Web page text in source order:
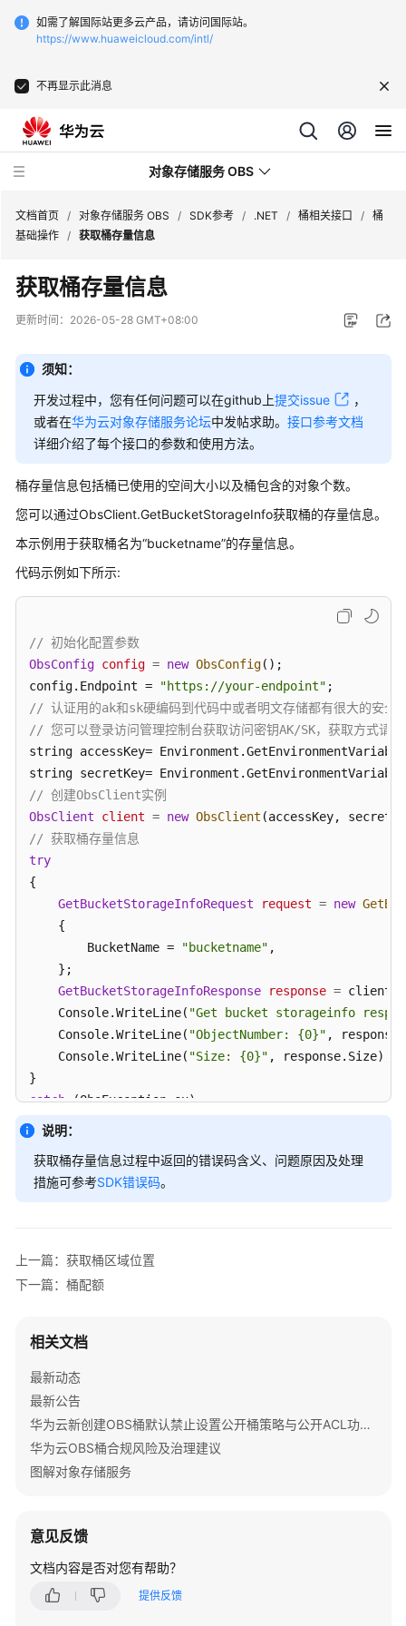
如需了解国际站更多云产品，请访问国际站。
https://www.huaweicloud.com/intl/
不再显示此消息
对象存储服务 OBS
新
动
服
务
公
告
产
品
介
绍
计
费
明
入
门
用
户
指
南
权
南
最
实
践
考
考
概
述
Java
Go
文档首页 / 对象存储服务 OBS / SDK参考 / .NET / 桶相关接口 / 桶
基础操作 / 获取桶存量信息
获取桶存量信息
更新时间： 2026-05-28 GMT+08:00
须知：
开发过程中，您有任何问题可以在github上提交issue
，
或者在华为云对象存储服务论坛中发帖求助。 接口参考文档
详细介绍了每个接口的参数和使用方法。
桶存量信息包括桶已使用的空间大小以及桶包含的对象个数。
您可以通过ObsClient.GetBucketStorageInfo获取桶的存量信息。
本示例用于获取桶名为“bucketname”的存量信息。
代码示例如下所示:
// 初始化配置参数
ObsConfig config = new ObsConfig();
config.Endpoint =
"https://your-endpoint"
// 认证用的ak和sk硬编码到代码中或者明文存储都有很大的安全
// 您可以登录访问管理控制台获取访问密钥AK/SK，获取方
string accessKey=
string secretKey=
// 创建ObsClient实例
ObsClient
client = new ObsClient
// 获取桶存量信息
try
{
GetBucketStorageInfoRequest
request = new
    {
        BucketName =
"bucketname" ,
    };
GetBucketStorageInfoResponse
response =
    Console.WriteLine(
"Get bucket storageinfo
    Console.WriteLine(
"ObjectNumber: {0}" ,
    Console.WriteLine(
"Size: {0}" , response.Size);
catch (ObsException ex)
{
    Console.WriteLine(
"ErrorMessage: {0}",
}
说明：
获取桶存量信息过程中返回的错误码含义、问题原因及处理
措施可参考SDK错误码。
上一篇：获取桶区域位置
下一篇：桶配额
相关文档
最新动态
最新公告
华为云新创建OBS桶默认禁止设置公开桶策略与公开ACL功能通知
华为云OBS桶合规风险及治理建议
图解对象存储服务
意见反馈
文档内容是否对您有帮助？
提供反馈